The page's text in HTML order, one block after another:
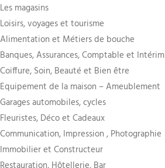
Les magasins
Loisirs, voyages et tourisme
Alimentation et Métiers de bouche
Banques, Assurances, Comptable et Intérim
Coiffure, Soin, Beauté et Bien être
Equipement de la maison – Ameublement
Garages automobiles, cycles
Fleuristes, Déco et Cadeaux
Communication, Impression , Photographie
Immobilier et Constructeur